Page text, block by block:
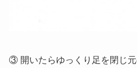
③ 開いたらゆっくり足を閉じ元